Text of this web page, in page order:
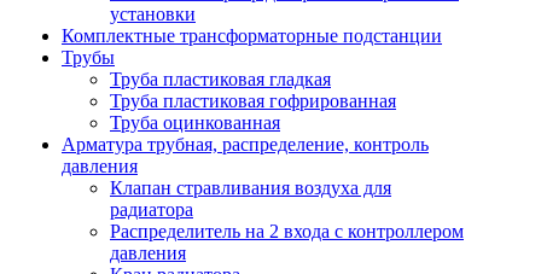
установки
Комплектные трансформаторные подстанции
Трубы
Труба пластиковая гладкая
Труба пластиковая гофрированная
Труба оцинкованная
Арматура трубная, распределение, контроль
давления
Клапан стравливания воздуха для
радиатора
Распределитель на 2 входа с контроллером
давления